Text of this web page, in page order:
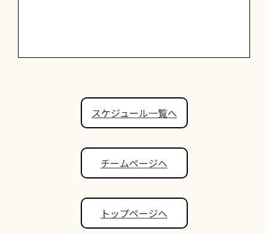
スケジュール一覧へ
チームページへ
トップページへ